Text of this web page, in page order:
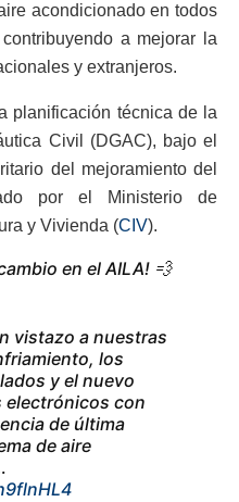
acondicionado en todos
a mejorar la
y extranjeros.
planificación técnica de la
Civil (DGAC), bajo el
del mejoramiento del
por el Ministerio de
y Vivienda (CIV).
en el AILA! 💨
vistazo a nuestras
los
y el nuevo
electrónicos con
de última
de aire